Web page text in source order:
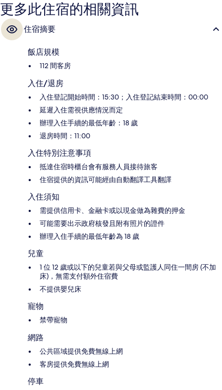
更多此住宿的相關資訊
住宿摘要
飯店規模
112 間客房
入住/退房
入住登記開始時間：15:30；入住登記結束時間：00:00
延遲入住需視供應情況而定
辦理入住手續的最低年齡：18 歲
退房時間：11:00
入住特別注意事項
抵達住宿時櫃台會有服務人員接待旅客
住宿提供的資訊可能經由自動翻譯工具翻譯
入住須知
需提供信用卡、金融卡或以現金做為雜費的押金
可能需要出示政府核發且附有照片的證件
辦理入住手續的最低年齡為 18 歲
兒童
1 位 12 歲或以下的兒童若與父母或監護人同住一間房 (不加
床)，無需支付額外住宿費
不提供嬰兒床
寵物
禁帶寵物
網路
公共區域提供免費無線上網
客房提供免費無線上網
停車